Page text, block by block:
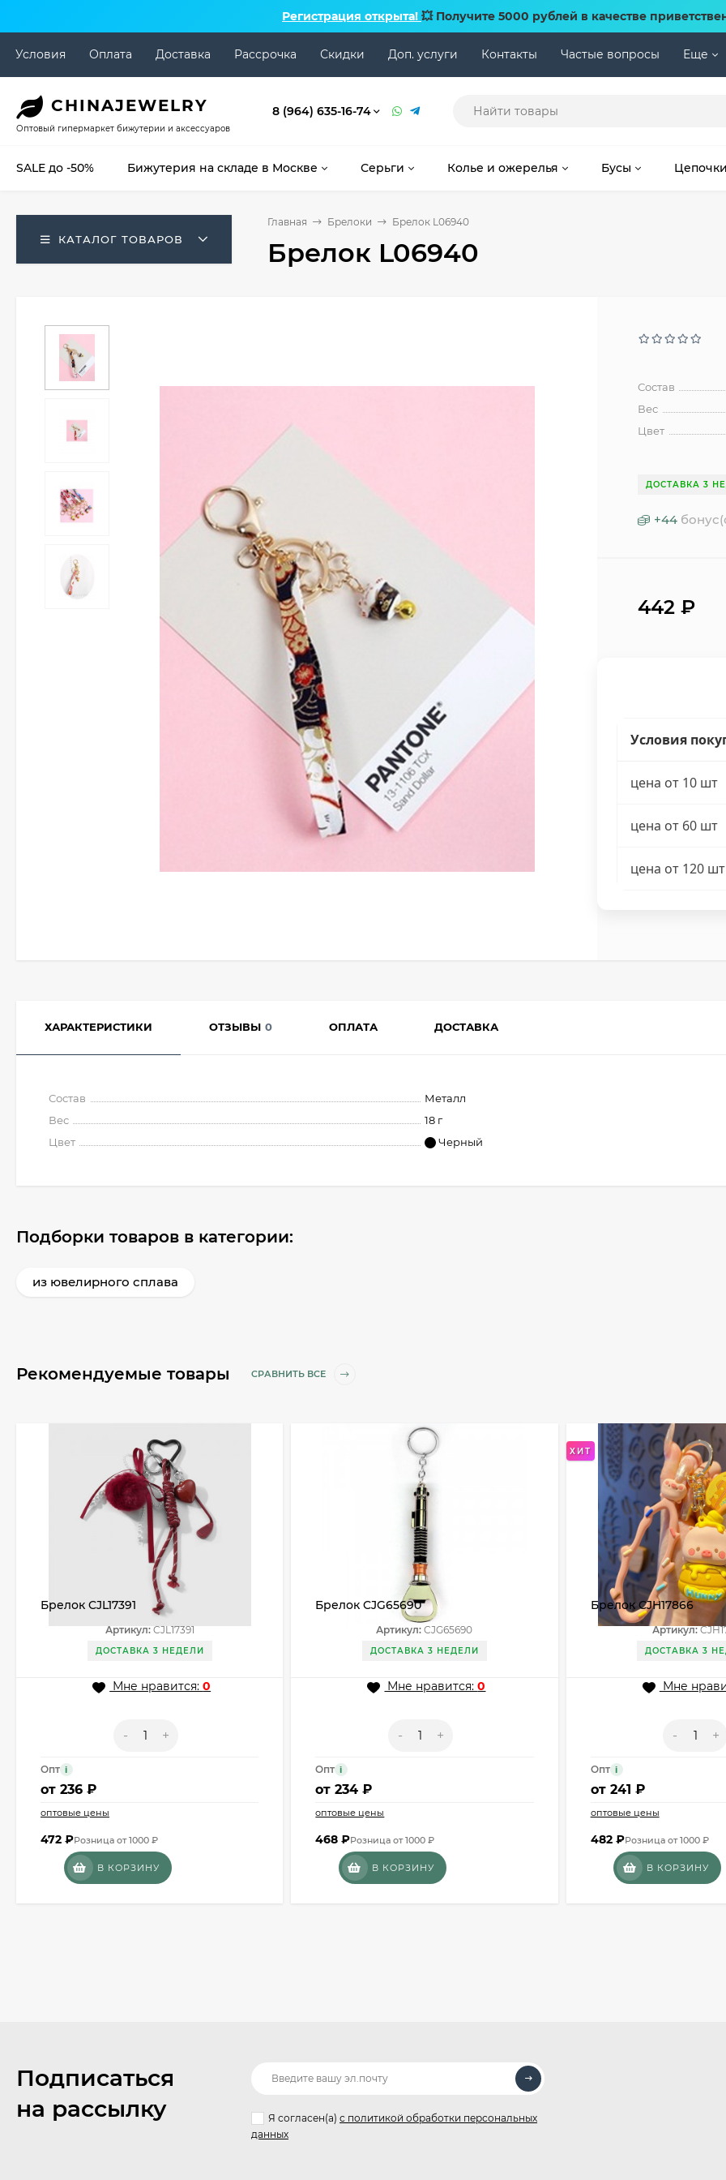
Регистрация открыта! 💥 Получите 5000 рублей в качестве
Условия Оплата Доставка Рассрочка Скидки Доп. услуги Контакты Частые вопросы Еще
CHINAJEWELRY
Оптовый гипермаркет бижутерии и аксессуаров
8 (964) 635-16-74
SALE до -50% Бижутерия на складе в Москве Серьги Колье и ожерелья Бусы Цепочки
КАТАЛОГ ТОВАРОВ
Главная Брелоки Брелок L06940
Брелок L06940
Состав
Вес
Цвет
ДОСТАВКА 3
+44
442₽
Условия
цена от 10 шт
цена от 60 шт
цена от 120 шт
ХАРАКТЕРИСТИКИ ОТЗЫВЫ 0 ОПЛАТА ДОСТАВКА
Состав
Металл
Вес
18 г
Цвет
Черный
Подборки товаров в категории:
из ювелирного сплава
Рекомендуемые товары СРАВНИТЬ ВСЕ
Брелок CJL17391
Артикул:CJL17391
ДОСТАВКА 3 НЕДЕЛИ
Мне нравится:0
- +
Опт i
от 236 ₽
оптовые цены
472 ₽Розница от 1000 ₽
В КОРЗИНУ
Брелок CJG65690
Артикул: CJG65690
ДОСТАВКА 3 НЕДЕЛИ
Мне нравится:0
- +
Опт i
от234 ₽
оптовые цены
468₽Розница от 1000 ₽
В КОРЗИНУ
ХИТ
Брелок CJH17866
Артикул:
ДОСТАВКА 3
Мне
- +
Опт i
от 241 ₽
оптовые цены
482 ₽Розница от 1000 ₽
В КОРЗИНУ
Подписаться
на рассылку
Я согласен(a) с политикой обработки персональных
данных